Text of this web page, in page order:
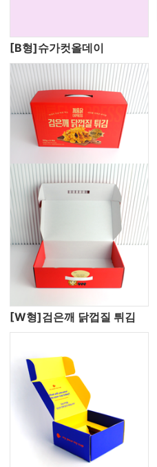
[B형]슈가컷올데이
[W형]검은깨 닭껍질 튀김